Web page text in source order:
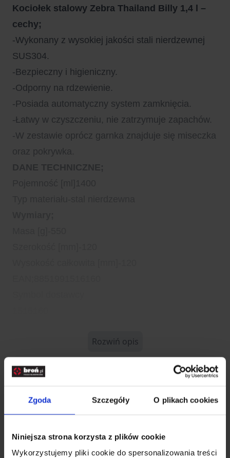
Zgoda Szczegóły O plikach cookies
Niniejsza strona korzysta z plików cookie
Wykorzystujemy pliki cookie do spersonalizowania treści
Kociołek stalowy Zebra Thailand Billy 1,4 l –
cechy;
-Wykonany z wysokiej jakości stali nierdzewnej
SUS304.
-Bezpieczny i higieniczny.
-Odporny na rdzewienie.
-Posiada automatyczny system zamknięcia.
-Łatwy w czyszczeniu, nie zatrzymuje zapachów.
-W zestawie oprócz garnka znajduje się miseczka
oraz pokrywka.
Rozwiń opis
EAN
8851991516122
Producent
ZEBRA